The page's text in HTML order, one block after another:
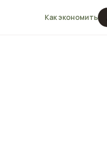
Как экономить